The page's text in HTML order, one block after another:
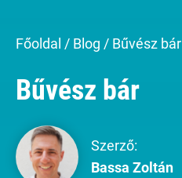
Főoldal / Blog / Bűvész bár
Bűvész bár
Szerző:
Bassa Zoltán